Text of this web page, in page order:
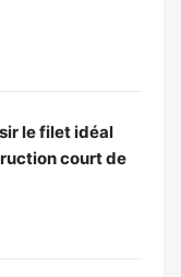
le filet idéal
court de